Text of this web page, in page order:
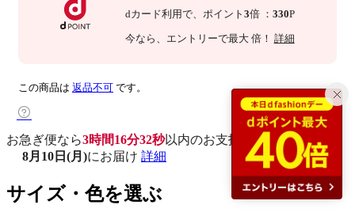
dカード利用で、 ポイント 3倍 ： 330P
今なら 、エントリーで最大 倍！ 詳細
この商品は 返品不可 です。
お急ぎ便なら3時間16分31秒以内のお支払いで
8月10日(月)にお届け 詳細
サイズ・色を選ぶ